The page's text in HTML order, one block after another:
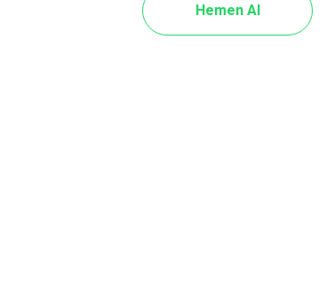
Hemen Al